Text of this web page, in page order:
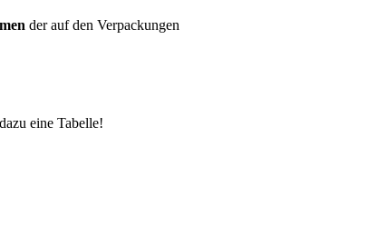
der auf den Verpackungen
eine Tabelle!